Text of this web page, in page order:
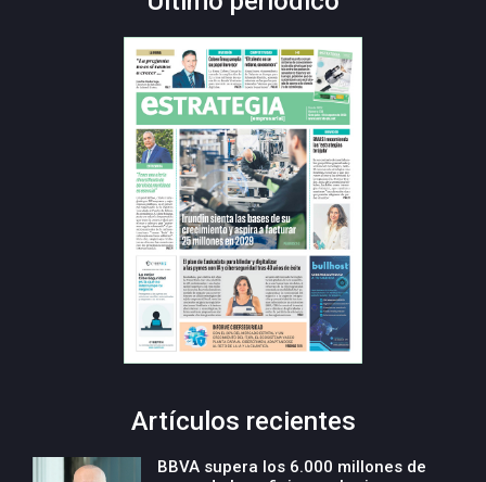
Artículos recientes
BBVA supera los 6.000 millones de